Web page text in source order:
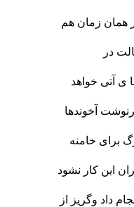
را کندن(در همان زمان هم
در
ی آتی خواهد
آخوندها
برای خامنه
مردم ایران این کار نشود
داد وگریز از